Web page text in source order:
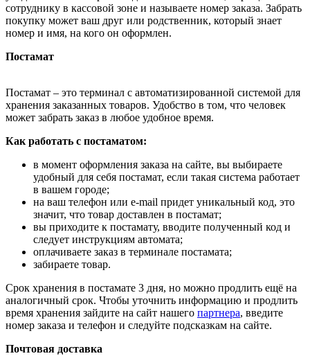
сотруднику в кассовой зоне и называете номер заказа. Забрать
покупку может ваш друг или родственник, который знает
номер и имя, на кого он оформлен.
Постамат
Постамат – это терминал с автоматизированной системой для
хранения заказанных товаров. Удобство в том, что человек
может забрать заказ в любое удобное время.
Как работать с постаматом:
в момент оформления заказа на сайте, вы выбираете
удобный для себя постамат, если такая система работает
в вашем городе;
на ваш телефон или e-mail придет уникальный код, это
значит, что товар доставлен в постамат;
вы приходите к постамату, вводите полученный код и
следует инструкциям автомата;
оплачиваете заказ в терминале постамата;
забираете товар.
Срок хранения в постамате 3 дня, но можно продлить ещё на
аналогичный срок. Чтобы уточнить информацию и продлить
время хранения зайдите на сайт нашего партнера, введите
номер заказа и телефон и следуйте подсказкам на сайте.
Почтовая доставка